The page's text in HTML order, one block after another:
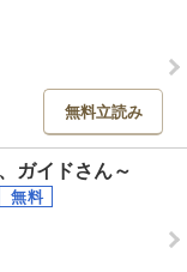
無料立読み
ガイドさん～